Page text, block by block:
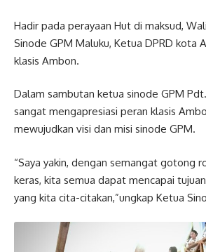
Hadir pada perayaan Hut di maksud,
Sinode GPM Maluku, Ketua DPRD kota
klasis Ambon.
Dalam sambutan ketua sinode GPM
sangat mengapresiasi peran klasis
mewujudkan visi dan misi sinode GPM.
“Saya yakin, dengan semangat gotong
keras, kita semua dapat mencapai
yang kita cita-citakan,”ungkap Ketua